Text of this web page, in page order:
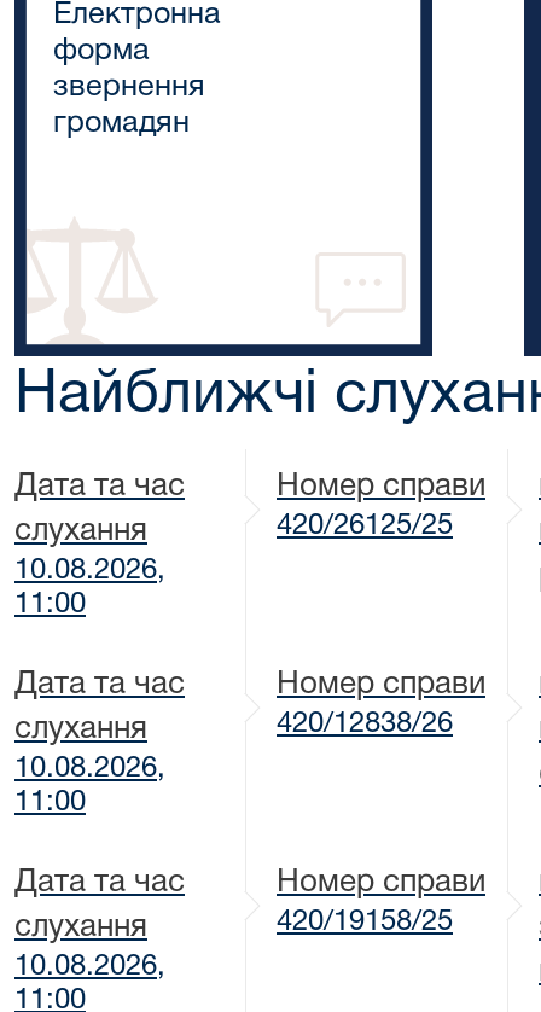
Електронна
форма
звернення
громадян
Найближчі
Дата та час
слухання
10.08.2026,
11:00
Номер справи
420/26125/25
Дата та час
слухання
10.08.2026,
11:00
Номер справи
420/12838/26
Дата та час
слухання
10.08.2026,
11:00
Номер справи
420/19158/25